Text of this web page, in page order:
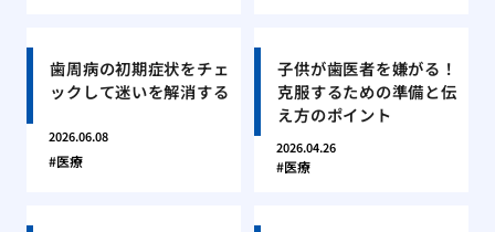
歯周病の初期症状をチェ
ックして迷いを解消する
2026.06.08
医療
子供が歯医者を嫌がる！
克服するための準備と伝
え方のポイント
2026.04.26
医療